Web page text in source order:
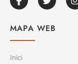
MAPA WEB
Inici